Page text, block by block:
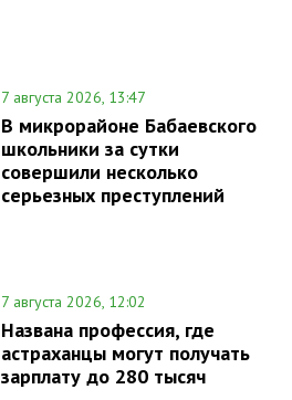
7 августа 2026, 13:47
В микрорайоне Бабаевского
школьники за сутки
совершили несколько
серьезных преступлений
7 августа 2026, 12:02
Названа профессия, где
астраханцы могут получать
зарплату до 280 тысяч